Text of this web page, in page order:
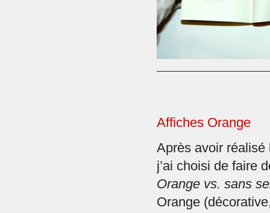
Affiches Orange
Après avoir réalisé
j’ai choisi de faire
Orange vs. sans
Orange